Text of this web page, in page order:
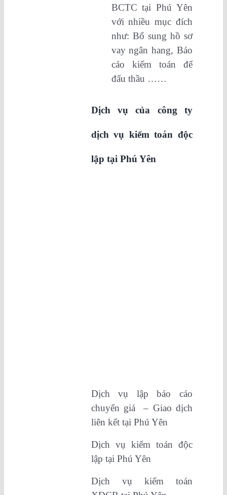
BCTC tại Phú Yên
với nhiều mục đích
như: Bổ sung hồ sơ
vay ngân hang, Báo
cáo kiểm toán để
đấu thầu ……
Dịch vụ của công ty
dịch vụ kiểm toán độc
lập tại Phú Yên
Dịch vụ lập báo cáo
chuyển giá – Giao dịch
liên kết tại Phú Yên
Dịch vụ kiểm toán độc
lập tại Phú Yên
Dịch vụ kiểm toán